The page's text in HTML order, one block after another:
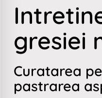
gresiei
Curatarea
pastrarea